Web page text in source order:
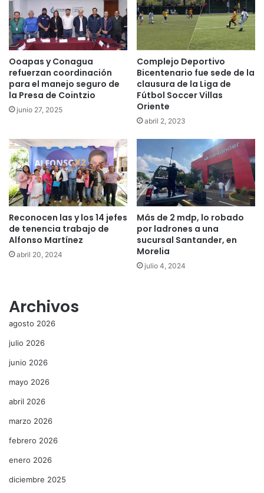
Ooapas y Conagua
refuerzan coordinación
para el manejo seguro de
la Presa de Cointzio
junio 27, 2025
Complejo Deportivo
Bicentenario fue sede de la
clausura de la Liga de
Fútbol Soccer Villas
Oriente
abril 2, 2023
Reconocen las y los 14 jefes
de tenencia trabajo de
Alfonso Martínez
abril 20, 2024
Más de 2 mdp, lo robado
por ladrones a una
sucursal Santander, en
Morelia
julio 4, 2024
Archivos
agosto 2026
julio 2026
junio 2026
mayo 2026
abril 2026
marzo 2026
febrero 2026
enero 2026
diciembre 2025